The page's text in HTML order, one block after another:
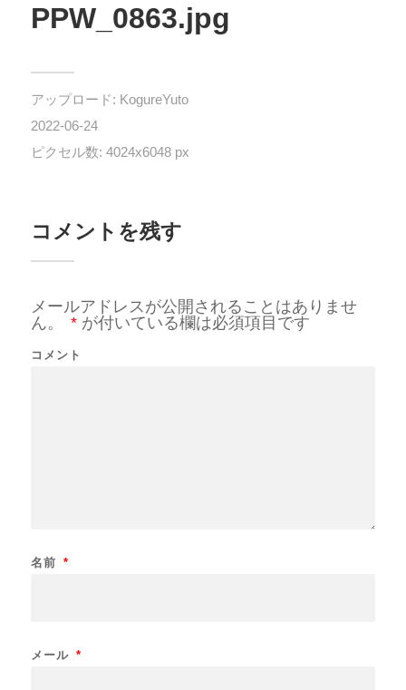
PPW_0863.jpg
アップロード: KogureYuto
2022-06-24
ピクセル数: 4024x6048 px
コメントを残す
メールアドレスが公開されることはありませ
ん。
*が付いている欄は必須項目です
コメント
名前 *
メール *